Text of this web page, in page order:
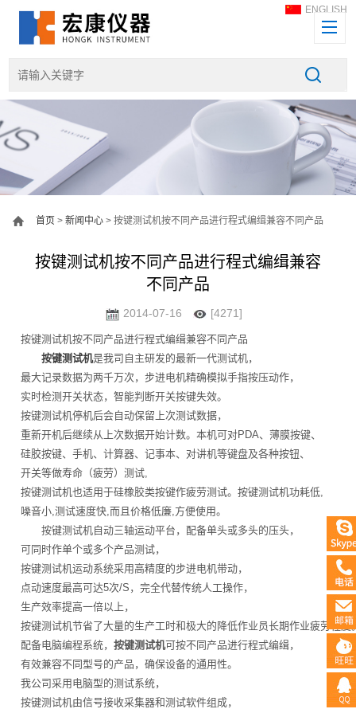
ENGLISH
首页 >新闻中心 > 按键测试机按不同产品进行程式编缉兼容不同产品
按键测试机按不同产品进行程式编缉兼容
不同产品
2014-07-16 [4271]
按键测试机按不同产品进行程式编缉兼容不同产品
按键测试机是我司自主研发的最新一代测试机，
最大记录数据为两千万次，步进电机精确模拟手指按压动作，
实时检测开关状态，智能判断开关按键失效。
按键测试机停机后会自动保留上次测试数据，
重新开机后继续从上次数据开始计数。本机可对PDA、薄膜按键、
硅胶按键、手机、计算器、记事本、对讲机等键盘及各种按钮、
开关等做寿命（疲劳）测试,
按键测试机也适用于硅橡胶类按键作疲劳测试。按键测试机功耗低,
噪音小,测试速度快,而且价格低廉,方便使用。
按键测试机自动三轴运动平台，配备单头或多头的压头，
可同时作单个或多个产品测试，
按键测试机运动系统采用高精度的步进电机带动，
点动速度最高可达5次/S，完全代替传统人工操作，
生产效率提高一倍以上，
按键测试机节省了大量的生产工时和极大的降低作业员长期作业疲劳程度
配备电脑编程系统，按键测试机可按不同产品进行程式编缉，
有效兼容不同型号的产品，确保设备的通用性。
我公司采用电脑型的测试系统，
按键测试机由信号接收采集器和测试软件组成，